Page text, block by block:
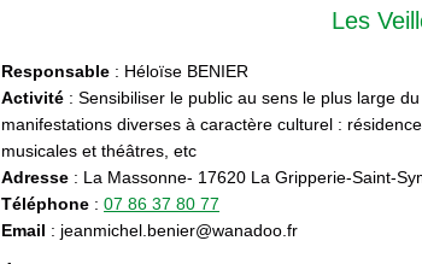
Les
Responsable : Héloïse BENIER
Activité : Sensibiliser le public au sens le plus large
manifestations diverses à caractère culturel :
musicales et théâtres, etc
Adresse : La Massonne- 17620 La Gripperie-Saint-
Téléphone : 07 86 37 80 77
Email : jeanmichel.benier@wanadoo.fr